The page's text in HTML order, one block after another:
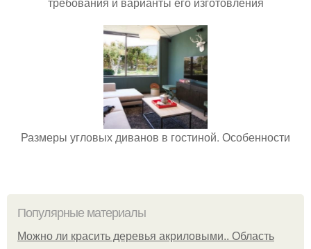
Размеры угловых диванов в гостиной. Особенности
Популярные материалы
Можно ли красить деревья акриловыми.. Область